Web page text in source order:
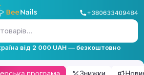
+380633409484
від 2 000 UAH — безкоштовно